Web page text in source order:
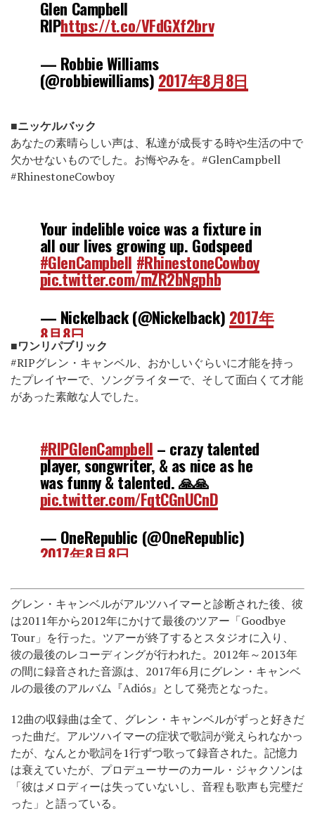
Glen Campbell
RIPhttps://t.co/VFdGXf2brv
— Robbie Williams
(@robbiewilliams) 2017年8月8日
■ニッケルバック
あなたの素晴らしい声は、私達が成長する時や生活の中で
欠かせないものでした。お悔やみを。#GlenCampbell
#RhinestoneCowboy
Your indelible voice was a fixture in
all our lives growing up. Godspeed
#GlenCampbell #RhinestoneCowboy
pic.twitter.com/mZR2bNgphb
— Nickelback (@Nickelback) 2017年
8月8日
■ワンリパブリック
#RIPグレン・キャンベル、おかしいぐらいに才能を持っ
たプレイヤーで、ソングライターで、そして面白くて才能
があった素敵な人でした。
#RIPGlenCampbell – crazy talented
player, songwriter, & as nice as he
was funny & talented. 🙏🙏
pic.twitter.com/FqtCGnUCnD
— OneRepublic (@OneRepublic)
2017年8月8日
グレン・キャンベルがアルツハイマーと診断された後、彼
は2011年から2012年にかけて最後のツアー「Goodbye
Tour」を行った。ツアーが終了するとスタジオに入り、
彼の最後のレコーディングが行われた。2012年～2013年
の間に録音された音源は、2017年6月にグレン・キャンベ
ルの最後のアルバム『Adiós』として発売となった。
12曲の収録曲は全て、グレン・キャンベルがずっと好きだ
った曲だ。アルツハイマーの症状で歌詞が覚えられなかっ
たが、なんとか歌詞を1行ずつ歌って録音された。記憶力
は衰えていたが、プロデューサーのカール・ジャクソンは
「彼はメロディーは失っていないし、音程も歌声も完璧だ
った」と語っている。